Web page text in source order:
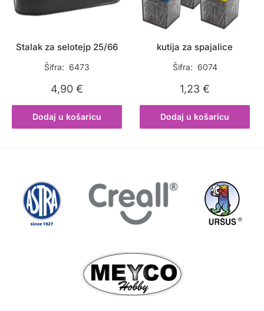
Stalak za selotejp 25/66
Šifra: 6473
4,90€
Dodaj u košaricu
kutija za spajalice
Šifra: 6074
1,23€
Dodaj u košaricu